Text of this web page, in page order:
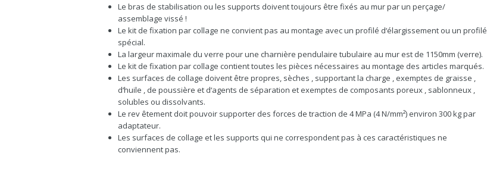
Le bras de stabilisation ou les supports doivent toujours être fixés au mur par un perçage/
assemblage vissé !
Le kit de fixation par collage ne convient pas au montage avec un profilé d‘élargissement ou un profilé
spécial.
La largeur maximale du verre pour une charnière pendulaire tubulaire au mur est de 1150mm (verre).
Le kit de fixation par collage contient toutes les pièces nécessaires au montage des articles marqués.
Les surfaces de collage doivent être propres, sèches , supportant la charge , exemptes de graisse ,
d‘huile , de poussière et d‘agents de séparation et exemptes de composants poreux , sablonneux ,
solubles ou dissolvants.
Le rev êtement doit pouvoir supporter des forces de traction de 4 MPa (4 N/mm²) environ 300 kg par
adaptateur.
Les surfaces de collage et les supports qui ne correspondent pas à ces caractéristiques ne
conviennent pas.